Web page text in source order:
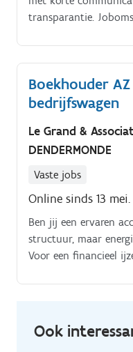
Teamleader.
transparantie.
Boekhouder AZ
bedrijfswagen
Le Grand &
DENDERMONDE
Vaste jobs
Online sinds 13
Ben jij een ervaren
structuur, maar
Voor een financieel
volledige
Ook